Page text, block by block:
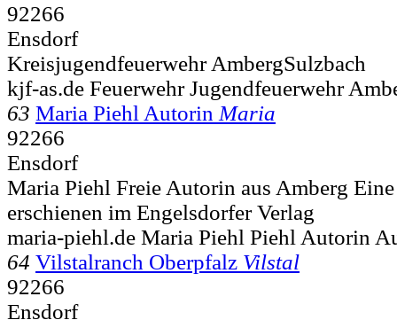
92266
Ensdorf
Kreisjugendfeuerwehr AmbergSulzbach
kjf-as.de Feuerwehr Jugendfeuerwehr
63 Maria Piehl Autorin Maria
92266
Ensdorf
Maria Piehl Freie Autorin aus Amberg
erschienen im Engelsdorfer Verlag
maria-piehl.de Maria Piehl Piehl Autorin
64 Vilstalranch Oberpfalz Vilstal
92266
Ensdorf